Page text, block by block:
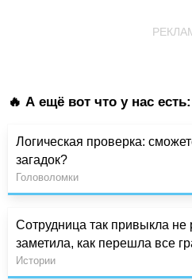
🔥 А ещё вот что у нас есть:
Логическая проверка:
загадок?
Головоломки
Сотрудница так привыкла не
заметила, как перешла все
Истории